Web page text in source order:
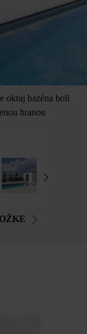
okraj bazéna boli
hranou